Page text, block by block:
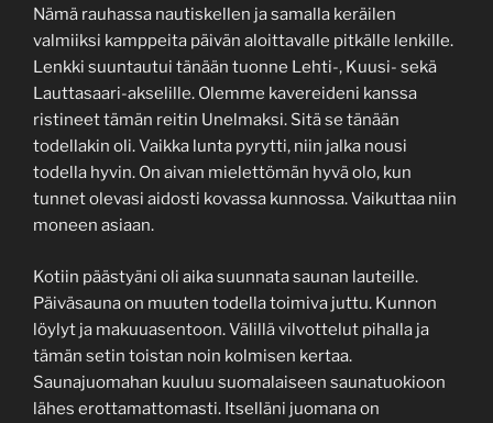
Nämä rauhassa nautiskellen ja samalla keräilen
valmiiksi kamppeita päivän aloittavalle pitkälle lenkille.
Lenkki suuntautui tänään tuonne Lehti-, Kuusi- sekä
Lauttasaari-akselille. Olemme kavereideni kanssa
ristineet tämän reitin Unelmaksi. Sitä se tänään
todellakin oli. Vaikka lunta pyrytti, niin jalka nousi
todella hyvin. On aivan mielettömän hyvä olo, kun
tunnet olevasi aidosti kovassa kunnossa. Vaikuttaa niin
moneen asiaan.
Kotiin päästyäni oli aika suunnata saunan lauteille.
Päiväsauna on muuten todella toimiva juttu. Kunnon
löylyt ja makuuasentoon. Välillä vilvottelut pihalla ja
tämän setin toistan noin kolmisen kertaa.
Saunajuomahan kuuluu suomalaiseen saunatuokioon
lähes erottamattomasti. Itselläni juomana on